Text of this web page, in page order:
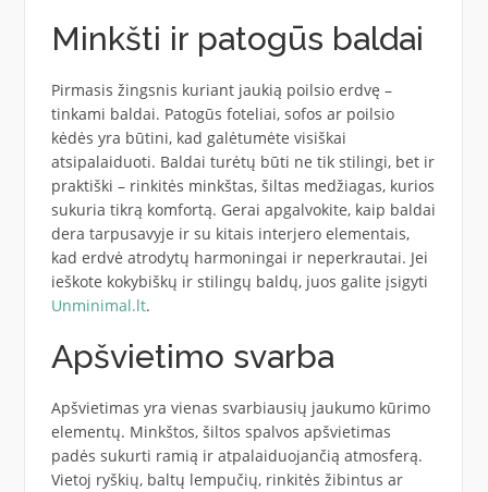
Minkšti ir patogūs baldai
Pirmasis žingsnis kuriant jaukią poilsio erdvę –
tinkami baldai. Patogūs foteliai, sofos ar poilsio
kėdės yra būtini, kad galėtumėte visiškai
atsipalaiduoti. Baldai turėtų būti ne tik stilingi, bet ir
praktiški – rinkitės minkštas, šiltas medžiagas, kurios
sukuria tikrą komfortą. Gerai apgalvokite, kaip baldai
dera tarpusavyje ir su kitais interjero elementais,
kad erdvė atrodytų harmoningai ir neperkrautai. Jei
ieškote kokybiškų ir stilingų baldų, juos galite įsigyti
Unminimal.lt.
Apšvietimo svarba
Apšvietimas yra vienas svarbiausių jaukumo kūrimo
elementų. Minkštos, šiltos spalvos apšvietimas
padės sukurti ramią ir atpalaiduojančią atmosferą.
Vietoj ryškių, baltų lempučių, rinkitės žibintus ar